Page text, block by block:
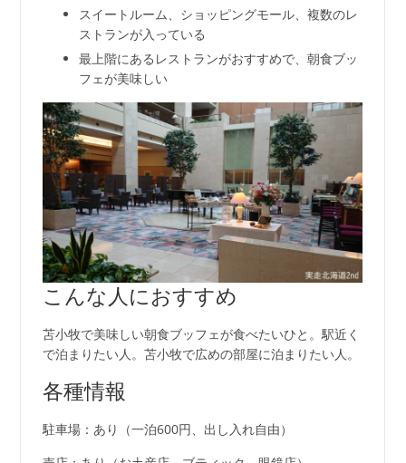
スイートルーム、ショッピングモール、複数のレ
ストランが入っている
最上階にあるレストランがおすすめで、朝食ブッ
フェが美味しい
こんな人におすすめ
苫小牧で美味しい朝食ブッフェが食べたいひと。駅近く
で泊まりたい人。苫小牧で広めの部屋に泊まりたい人。
各種情報
駐車場：あり（一泊600円、出し入れ自由）